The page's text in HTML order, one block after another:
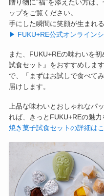
贈り物に”福”を添えたい方は
ップをご覧ください。
手にした瞬間に笑顔が生まれ
▶︎ FUKU+RE公式オンライン
また、FUKU+REの味わいを
試食セット』をおすすめしま
で、「まずはお試しで食べて
届けします。
上品な味わいとおしゃれなパ
れば、きっとFUKU+REの魅力
焼き菓子試食セットの詳細は